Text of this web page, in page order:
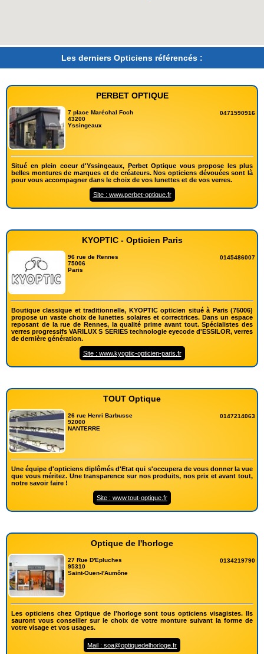
Les derniers Opticiens référencés :
PERBET OPTIQUE
7 place Maréchal Foch
43200
Yssingeaux
0471590916
Situé en plein coeur d'Yssingeaux, Perbet Optique vous propose les plus
belles montures de marques et de créateurs. Nos opticiens dévouées sont là
pour vous accompagner dans le choix de vos lunettes et de vos verres.
Site : www.perbet-optique.fr
KYOPTIC - Opticien Paris
96 rue de Rennes
75006
Paris
0145486007
Boutique classique et traditionnelle, KYOPTIC opticien situé à Paris (75006)
propose un vaste choix de lunettes solaires et correctrices. Dans un espace
reposant de la rue de Rennes, la qualité prime avant tout. Spécialistes des
verres progressifs VARILUX S SERIES technologie eyecode d'ESSILOR, verres
de dernière génération.
Site : www.kyoptic-opticien-paris.fr
TOUT Optique
26 rue Henri Barbusse
92000
NANTERRE
0147214063
Une équipe d'opticiens diplômés d'Etat qui s'occupera de vous donner la vue
que vous méritez. Une transparence sur nos produits, nos prix et avant tout,
notre savoir faire !
Site : www.tout-optique.fr
Optique de l'horloge
27 Rue D'Epluches
95310
Saint-Ouen-l'Aumône
0134219790
Les opticiens chez Optique de l'horloge sont tous opticiens visagistes. Ils
sauront vous conseiller sur le choix de votre monture suivant la forme de
votre visage et vos usages.
Mail : soa@optiquedelhorloge.fr